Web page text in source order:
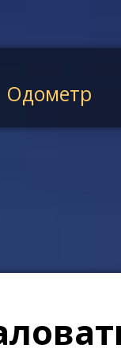
Одометр